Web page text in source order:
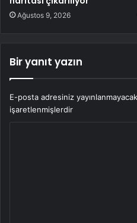
Ağustos 9, 2026
Bir yanıt yazın
E-posta adresiniz
işaretlenmişlerdir